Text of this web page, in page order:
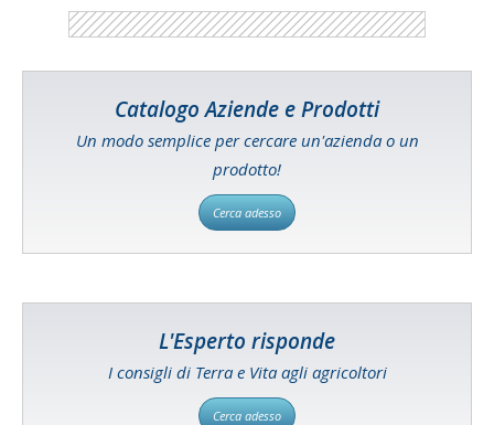
Catalogo Aziende e Prodotti
Un modo semplice per cercare un'azienda o un
prodotto!
Cerca adesso
L'Esperto risponde
I consigli di Terra e Vita agli agricoltori
Cerca adesso